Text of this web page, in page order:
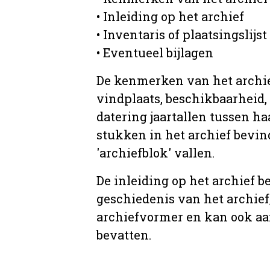
• Inleiding op het archief
• Inventaris of plaatsingslijst
• Eventueel bijlagen
De kenmerken van het
vindplaats,
datering jaartallen tussen
stukken in het archief
'archiefblok' vallen.
De inleiding op het archief
geschiedenis van het
archiefvormer en kan ook
bevatten.